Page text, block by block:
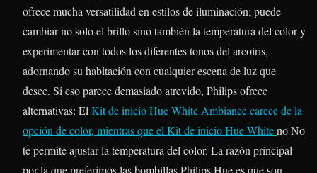
ofrece mucha versatilidad en estilos de iluminación; puede
cambiar no solo el brillo sino también la temperatura del color y
experimentar con todos los diferentes tonos del arcoíris,
adornando su habitación con cualquier escena de luz que
desee. Si eso parece demasiado atrevido, Philips ofrece
alternativas: El Kit de inicio Hue White Ambiance carece de la
opción de color, mientras que el Kit de inicio Hue Whiteno No
te permite ajustar la temperatura del color. La razón principal
por la que preferimos las bombillas Philips Hue es que son